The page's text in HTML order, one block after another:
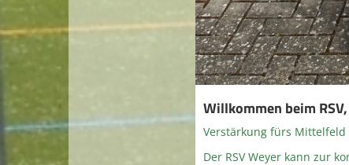
Willkommen beim
Verstärkung fürs Mittelfeld
Der RSV Weyer kann zur